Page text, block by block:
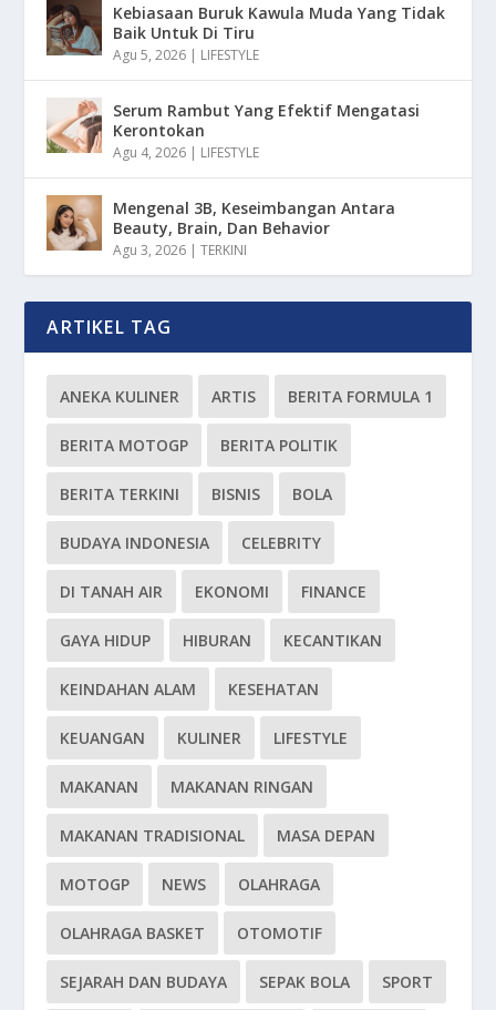
Kebiasaan Buruk Kawula Muda Yang Tidak
Baik Untuk Di Tiru
Agu 5, 2026 | LIFESTYLE
Serum Rambut Yang Efektif Mengatasi
Kerontokan
Agu 4, 2026 | LIFESTYLE
Mengenal 3B, Keseimbangan Antara
Beauty, Brain, Dan Behavior
Agu 3, 2026 |TERKINI
ARTIKEL TAG
ANEKA KULINER ARTIS BERITA FORMULA 1
BERITA MOTOGP BERITA POLITIK
BERITA TERKINI BISNIS BOLA
BUDAYA INDONESIA CELEBRITY
DI TANAH AIR EKONOMI FINANCE
GAYA HIDUP HIBURAN KECANTIKAN
KEINDAHAN ALAM KESEHATAN
KEUANGAN KULINER LIFESTYLE
MAKANAN MAKANAN RINGAN
MAKANAN TRADISIONAL MASA DEPAN
MOTOGP NEWS OLAHRAGA
OLAHRAGA BASKET OTOMOTIF
SEJARAH DAN BUDAYA SEPAK BOLA SPORT